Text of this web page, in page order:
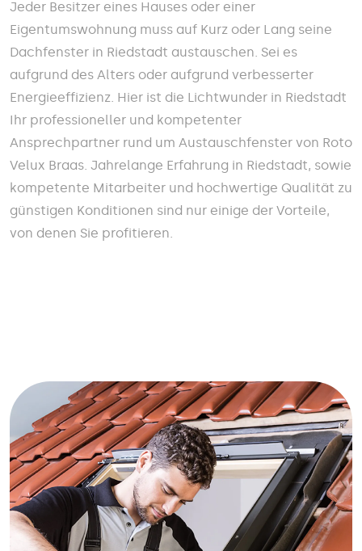
Jeder Besitzer eines Hauses oder einer
Eigentumswohnung muss auf Kurz oder Lang seine
Dachfenster in Riedstadt austauschen. Sei es
aufgrund des Alters oder aufgrund verbesserter
Energieeffizienz. Hier ist die Lichtwunder in Riedstadt
Ihr professioneller und kompetenter
Ansprechpartner rund um Austauschfenster von Roto
Velux Braas. Jahrelange Erfahrung in Riedstadt, sowie
kompetente Mitarbeiter und hochwertige Qualität zu
günstigen Konditionen sind nur einige der Vorteile,
von denen Sie profitieren.